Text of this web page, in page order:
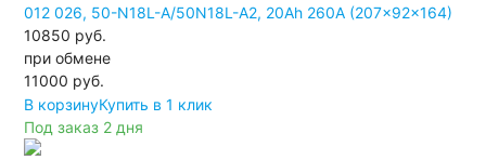
012 026, 50-N18L-A/50N18L-A2, 20Ah 260A (207x92x164)
10850 руб.
при обмене
11000 руб.
В корзинуКупить в 1 клик
Под заказ 2 дня